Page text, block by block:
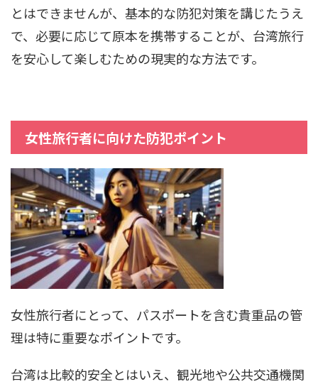
とはできませんが、基本的な防犯対策を講じたうえ
で、必要に応じて原本を携帯することが、台湾旅行
を安心して楽しむための現実的な方法です。
女性旅行者に向けた防犯ポイント
女性旅行者にとって、パスポートを含む貴重品の管
理は特に重要なポイントです。
台湾は比較的安全とはいえ、観光地や公共交通機関